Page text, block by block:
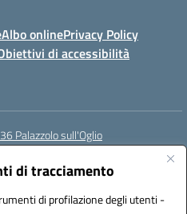
di tracciamento
di profilazione degli utenti -
Albo onlinePrivacy Policy
di accessibilità
Palazzolo sull'Oglio
bsis01800p@pec.istruzione.it